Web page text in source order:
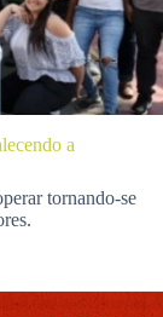
a
tornando-se